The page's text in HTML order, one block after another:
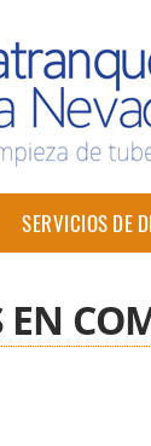
SERVICIOS DE
EN